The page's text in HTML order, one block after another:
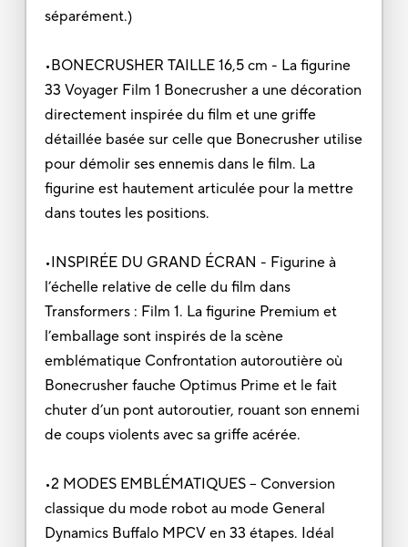
séparément.)
•BONECRUSHER TAILLE 16,5 cm - La figurine
33 Voyager Film 1 Bonecrusher a une décoration
directement inspirée du film et une griffe
détaillée basée sur celle que Bonecrusher utilise
pour démolir ses ennemis dans le film. La
figurine est hautement articulée pour la mettre
dans toutes les positions.
•INSPIRÉE DU GRAND ÉCRAN - Figurine à
l’échelle relative de celle du film dans
Transformers : Film 1. La figurine Premium et
l’emballage sont inspirés de la scène
emblématique Confrontation autoroutière où
Bonecrusher fauche Optimus Prime et le fait
chuter d’un pont autoroutier, rouant son ennemi
de coups violents avec sa griffe acérée.
•2 MODES EMBLÉMATIQUES – Conversion
classique du mode robot au mode General
Dynamics Buffalo MPCV en 33 étapes. Idéal